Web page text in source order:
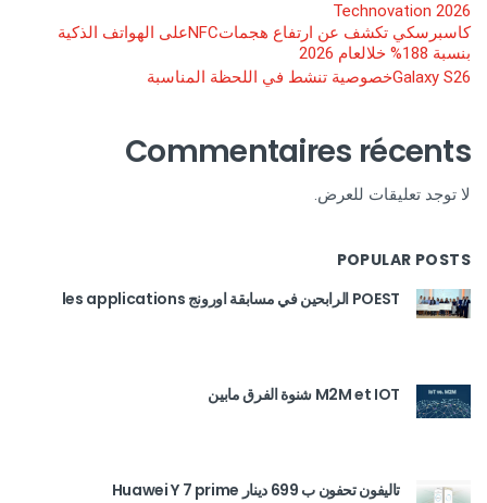
Technovation 2026
كاسبرسكي تكشف عن ارتفاع هجماتNFCعلى الهواتف الذكية
بنسبة 188% خلالعام 2026
Galaxy S26خصوصية تنشط في اللحظة المناسبة
Commentaires récents
لا توجد تعليقات للعرض.
POPULAR POSTS
POEST الرابحين في مسابقة اورونج les applications
M2M et IOT شنوة الفرق مابين
تاليفون تحفون ب 699 دينار Huawei Y 7 prime